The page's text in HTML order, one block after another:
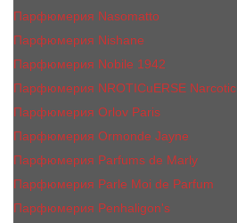
Парфюмерия Nasomatto
Парфюмерия Nishane
Парфюмерия Nobile 1942
Парфюмерия NROTICuERSE Narcotic
Парфюмерия Orlov Paris
Парфюмерия Ormonde Jayne
Парфюмерия Parfums de Marly
Парфюмерия Parle Moi de Parfum
Парфюмерия Penhaligon's